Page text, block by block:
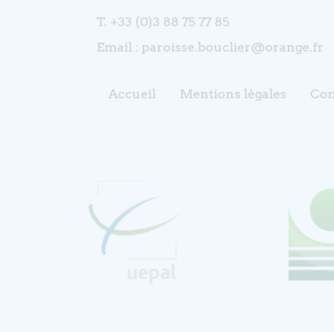
T. +33 (0)3 88 75 77 85
Email : paroisse.bouclier@orange.fr
Accueil Mentions légales